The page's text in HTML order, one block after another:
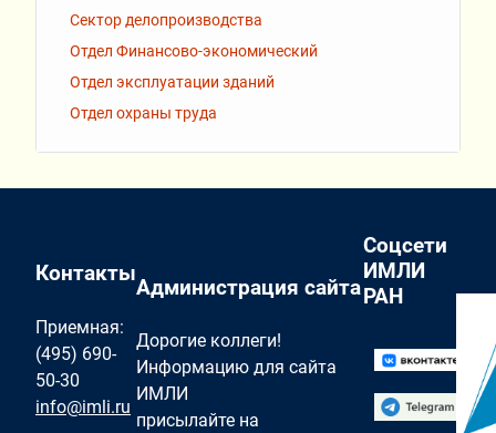
Сектор делопроизводства
Отдел Финансово-экономический
Отдел эксплуатации зданий
Отдел охраны труда
Контакты
Приемная:
(495) 690-
50-30
info@imli.ru
Администрация сайта
Дорогие коллеги!
Информацию для сайта
ИМЛИ
присылайте на
Соцсети
ИМЛИ
РАН